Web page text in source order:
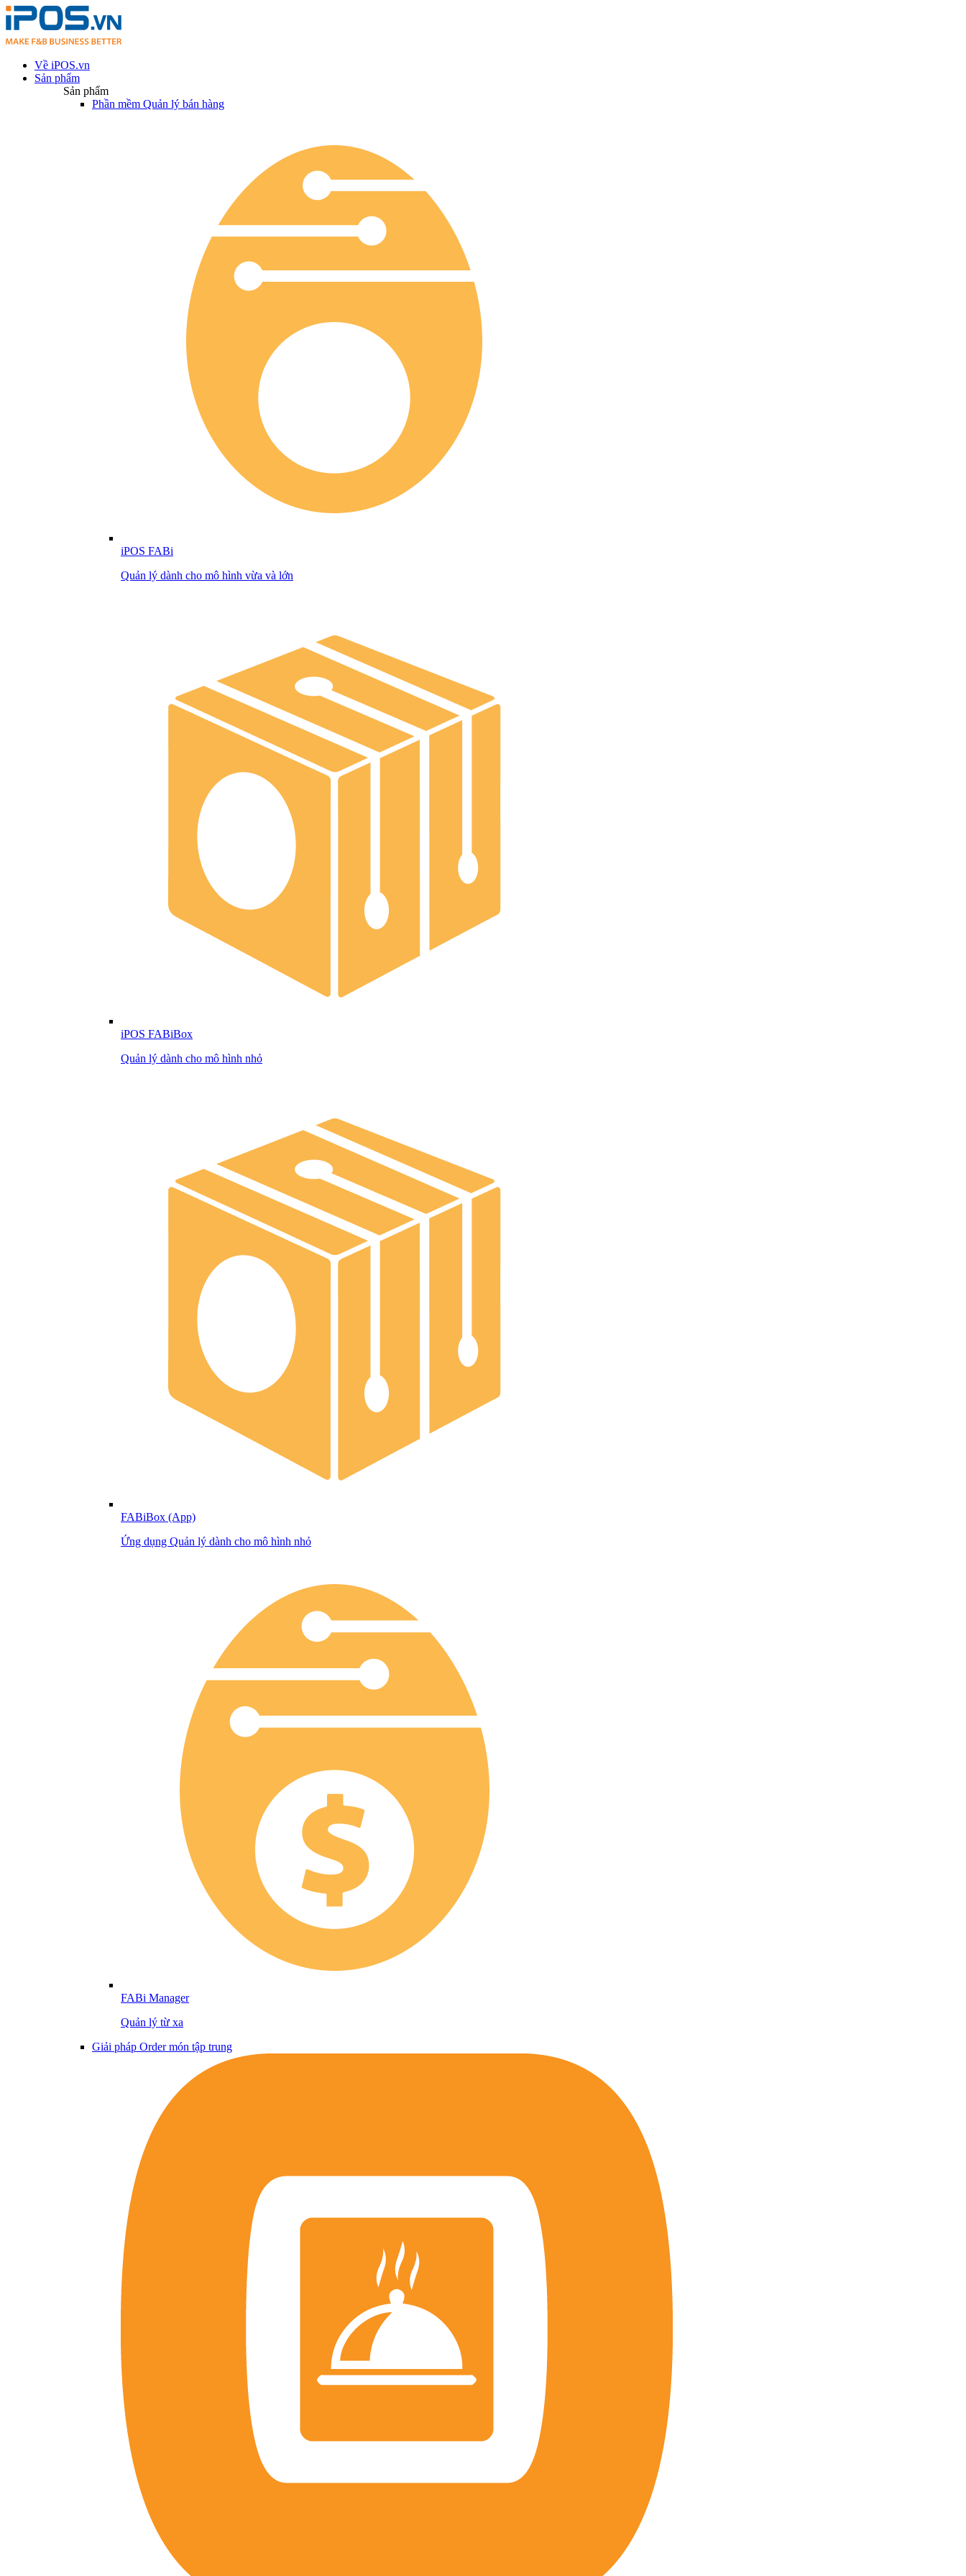
Về iPOS.vn
Sản phẩm
Sản phẩm
Phần mềm Quản lý bán hàng
iPOS FABi
Quản lý dành cho mô hình vừa và lớn
iPOS FABiBox
Quản lý dành cho mô hình nhỏ
FABiBox (App)
Ứng dụng Quản lý dành cho mô hình nhỏ
FABi Manager
Quản lý từ xa
Giải pháp Order món tập trung